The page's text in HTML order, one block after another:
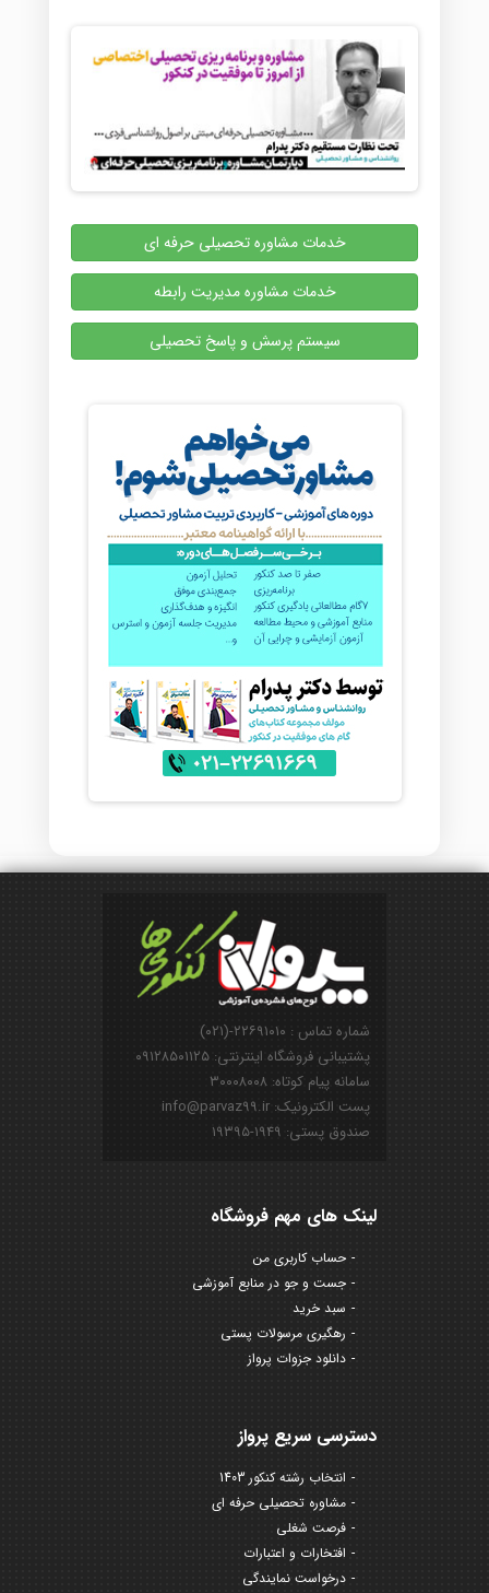
خدمات مشاوره تحصیلی حرفه ای
خدمات مشاوره مدیریت رابطه
سیستم پرسش و پاسخ تحصیلی
شماره تماس : ۲۲۶۹۱۰۱۰-(۰۲۱)
پشتیبانی فروشگاه اینترنتی: ۰۹۱۲۸۵۰۱۱۲۵
سامانه پیام کوتاه: ۳۰۰۰۸۰۰۸
پست الکترونیک: info@parvaz99.ir
صندوق پستی: ۱۹۴۹-۱۹۳۹۵
لینک های مهم فروشگاه
حساب کاربری من
جست و جو در منابع آموزشی
سبد خرید
رهگیری مرسولات پستی
دانلود جزوات پرواز
دسترسی سریع پرواز
انتخاب رشته کنکور 1403
مشاوره تحصیلی حرفه ای
فرصت شغلی
افتخارات و اعتبارات
درخواست نمایندگی